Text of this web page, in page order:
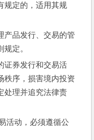
规定的，适用其规
品发行、交易的管
定。
券发行和交易活
秩序，损害境内投资
处理并追究法律责
动，必须遵循公